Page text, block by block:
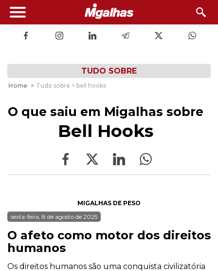
TUDO SOBRE
Home > Tudo sobre > bell hooks
O que saiu em Migalhas sobre
Bell Hooks
MIGALHAS DE PESO
sexta-feira, 8 de agosto de 2025
O afeto como motor dos direitos
humanos
Os direitos humanos são uma conquista civilizatória